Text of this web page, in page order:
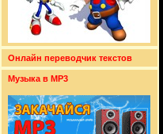
Онлайн переводчик текстов
Музыка в MP3